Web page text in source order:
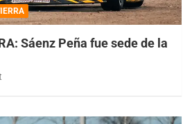
Sáenz Peña fue sede de la